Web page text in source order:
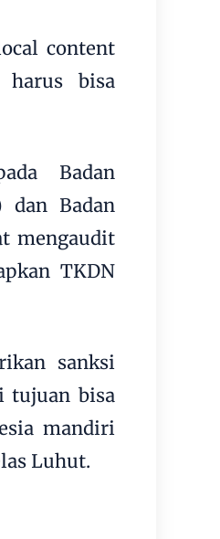
content
harus bisa
Badan
dan Badan
mengaudit
TKDN
sanksi
tujuan bisa
mandiri
Luhut.